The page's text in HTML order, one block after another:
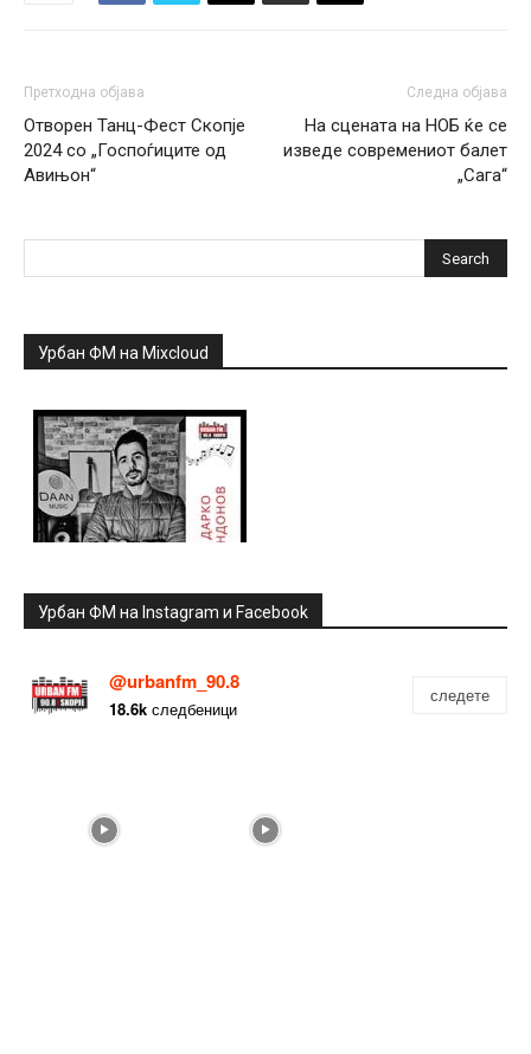
Претходна објава
Отворен Танц-Фест Скопје
2024 со „Госпоѓиците од
Авињон“
Следна објава
На сцената на НОБ ќе се
изведе современиот балет
„Сага“
Урбан ФМ на Mixcloud
Урбан ФМ на Instagram и Facebook
@urbanfm_90.8
18.6k следбеници
следете